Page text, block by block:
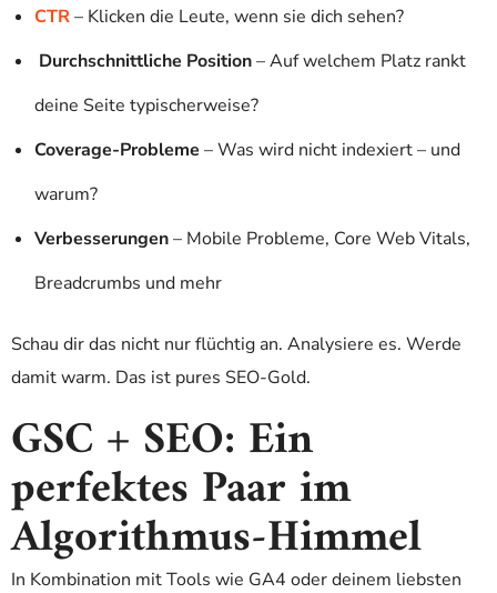
CTR– Klicken die Leute, wenn sie dich sehen?
Durchschnittliche Position– Auf welchem Platz rankt
deine Seite typischerweise?
Coverage-Probleme – Was wird nicht indexiert – und
warum?
Verbesserungen– Mobile Probleme, Core Web Vitals,
Breadcrumbs und mehr
Schau dir das nicht nur flüchtig an. Analysiere es. Werde
damit warm. Das ist pures SEO-Gold.
GSC + SEO: Ein
perfektes Paar im
Algorithmus-Himmel
In Kombination mit Tools wie GA4 oder deinem liebsten